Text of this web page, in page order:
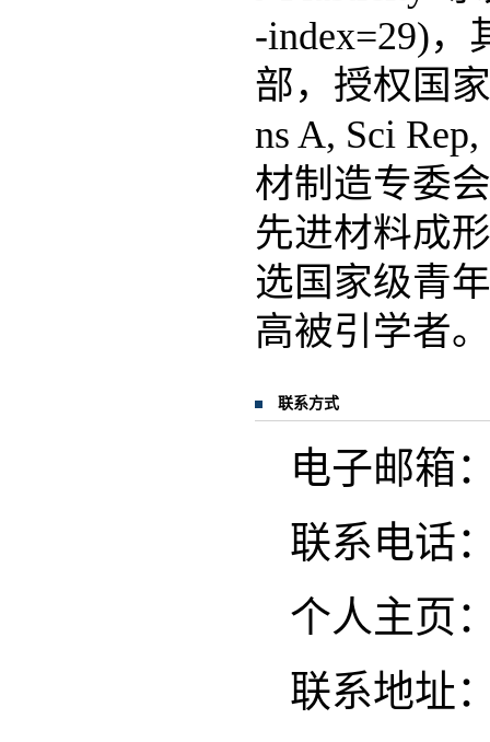
-index=29)
部，授权国
ns A, Sci
材制造专委
先进材料成
选国家级青
高被引学者。
联系方式
电子邮箱
联系电话
个人主页
联系地址